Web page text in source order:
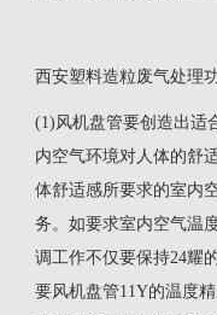
西安塑料造粒废气处理
(1)风机盘管要创造出适
内空气环境对人体的舒
体舒适感所要求的室内
务。如要求室内空气温
调工作不仅要保持24耀
要风机盘管11Y的温度